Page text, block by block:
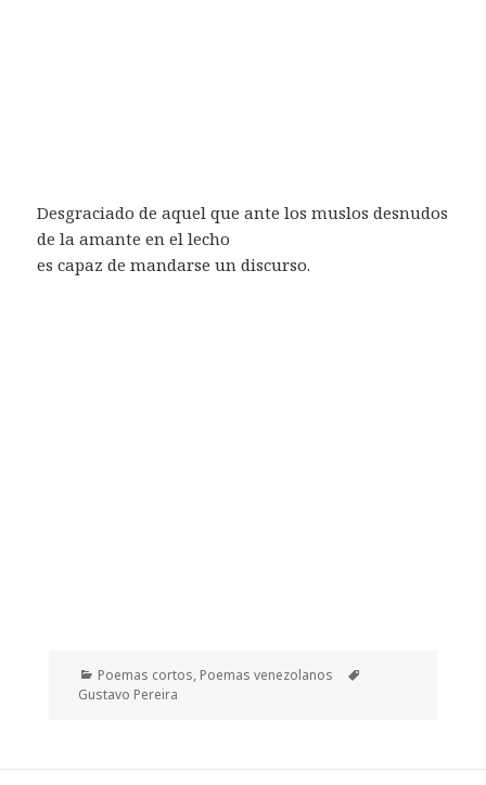
Desgraciado de aquel que ante los muslos desnudos
de la amante en el lecho
es capaz de mandarse un discurso.
Categorías
Poemas cortos, Poemas venezolanos
Gustavo Pereira